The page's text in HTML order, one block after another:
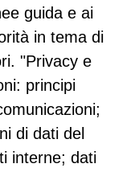
guida e ai
in tema di
"Privacy e
principi
di dati del
interne; dati